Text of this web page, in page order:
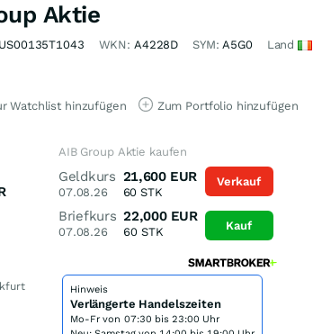
Aktie
US00135T1043 WKN: A4228D SYM:A5G0 Land
Watchlist hinzufügen Zum Portfolio hinzufügen
AIB Group Aktie kaufen
Geldkurs
07.08.26
21,600 EUR
60 STK
Briefkurs
07.08.26
22,000 EUR
60 STK
Verkauf
Kauf
Hinweis
Verlängerte Handelszeiten
Mo-Fr von 07:30 bis 23:00 Uhr